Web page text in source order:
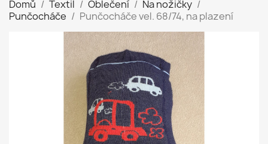
Domů Textil Oblečení
Na nožičky
Punčocháče
Punčocháče vel. 68/74, na plazení